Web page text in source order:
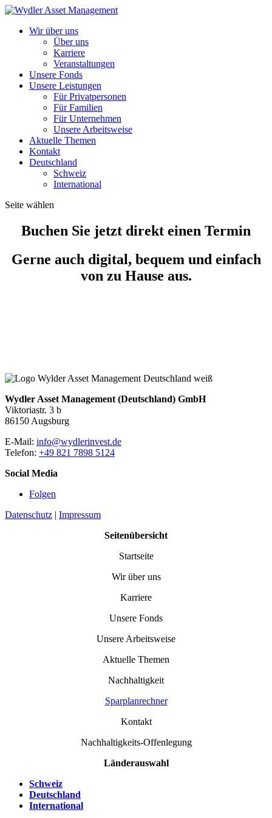
Wir über uns
Über uns
Karriere
Veranstaltungen
Unsere Fonds
Unsere Leistungen
Für Privatpersonen
Für Familien
Für Unternehmen
Unsere Arbeitsweise
Aktuelle Themen
Kontakt
Deutschland
Schweiz
International
Seite wählen
Buchen Sie jetzt direkt einen Termin
Gerne auch digital, bequem und einfach
von zu Hause aus.
Wydler Asset Management (Deutschland) GmbH
Viktoriastr. 3 b
86150 Augsburg
E-Mail: info@wydlerinvest.de
Telefon: +49 821 7898 5124
Social Media
Folgen
Datenschutz | Impressum
Seitenübersicht
Startseite
Wir über uns
Karriere
Unsere Fonds
Unsere Arbeitsweise
Aktuelle Themen
Nachhaltigkeit
Sparplanrechner
Kontakt
Nachhaltigkeits-Offenlegung
Länderauswahl
Schweiz
Deutschland
International